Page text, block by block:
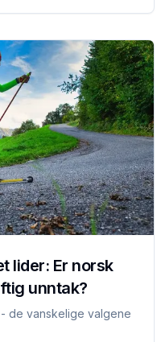
lider: Er norsk
unntak?
de vanskelige valgene